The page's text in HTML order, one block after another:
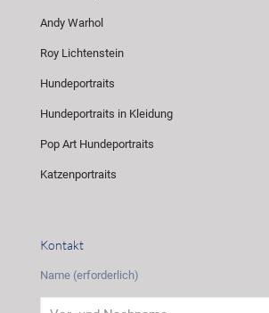
Andy Warhol
Roy Lichtenstein
Hundeportraits
Hundeportraits in Kleidung
Pop Art Hundeportraits
Katzenportraits
Kontakt
Name (erforderlich)